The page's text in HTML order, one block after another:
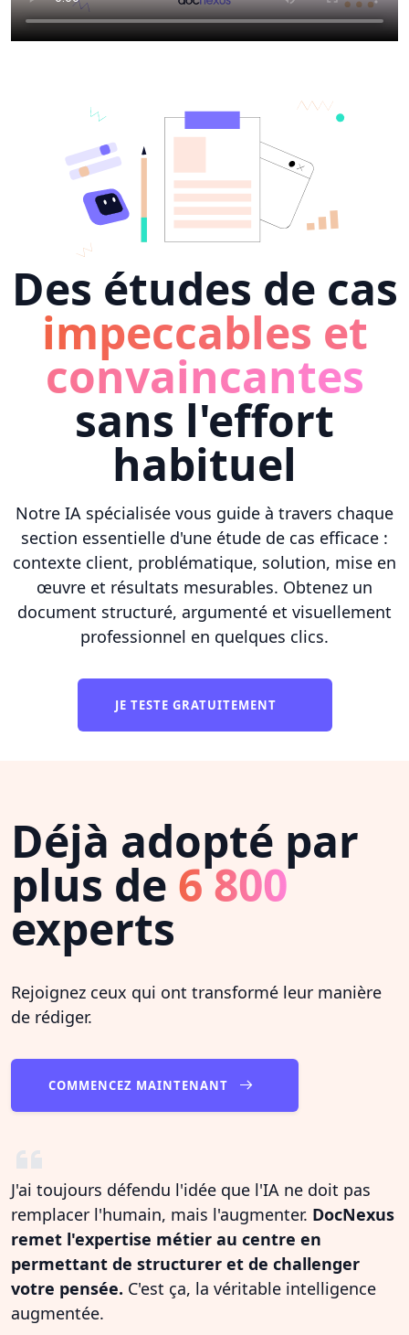
Des études de cas
impeccables et
convaincantes
sans l'effort
habituel
Notre IA spécialisée vous guide à travers chaque
section essentielle d'une étude de cas efficace :
contexte client, problématique, solution, mise en
œuvre et résultats mesurables. Obtenez un
document structuré, argumenté et visuellement
professionnel en quelques clics.
JE TESTE GRATUITEMENT
Déjà adopté par
plus de 6 800
experts
Rejoignez ceux qui ont transformé leur manière
de rédiger.
COMMENCEZ MAINTENANT
J'ai toujours défendu l'idée que l'IA ne doit pas
remplacer l'humain, mais l'augmenter. DocNexus
remet l'expertise métier au centre en
permettant de structurer et de challenger
votre pensée. C'est ça, la véritable intelligence
augmentée.